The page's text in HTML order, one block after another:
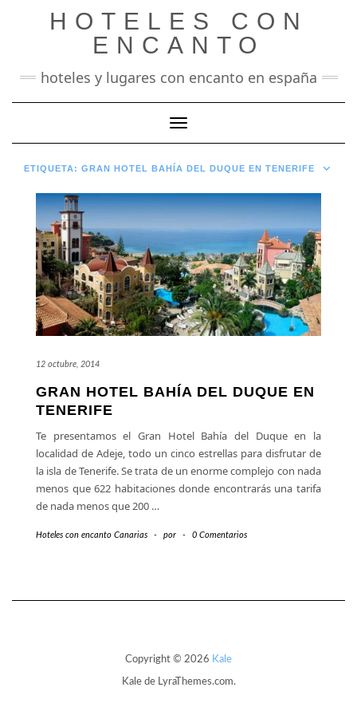
HOTELES CON
ENCANTO
hoteles y lugares con encanto en españa
Cambiar modo de navegación
ETIQUETA: GRAN HOTEL BAHÍA DEL DUQUE EN TENERIFE
12 octubre, 2014
GRAN HOTEL BAHÍA DEL DUQUE EN
TENERIFE
Te presentamos el Gran Hotel Bahía del Duque en la
localidad de Adeje, todo un cinco estrellas para disfrutar de
la isla de Tenerife. Se trata de un enorme complejo con nada
menos que 622 habitaciones donde encontrarás una tarifa
de nada menos que 200 …
Hoteles con encanto Canarias - por - 0 Comentarios
Copyright © 2026 Kale
Kalede LyraThemes.com.